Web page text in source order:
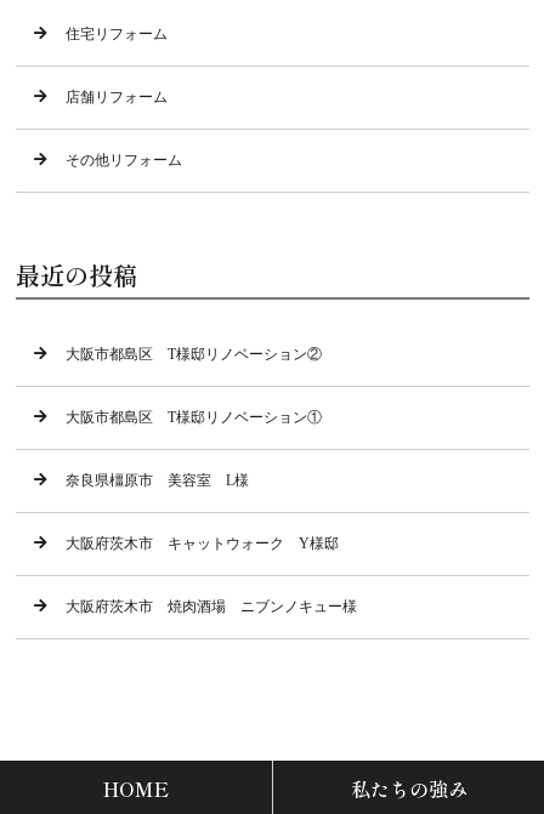
住宅リフォーム
店舗リフォーム
その他リフォーム
最近の投稿
大阪市都島区 T様邸リノベーション②
大阪市都島区 T様邸リノベーション①
奈良県橿原市 美容室 L様
大阪府茨木市 キャットウォーク Y様邸
大阪府茨木市 焼肉酒場 ニブンノキュー様
HOME 私たちの強み